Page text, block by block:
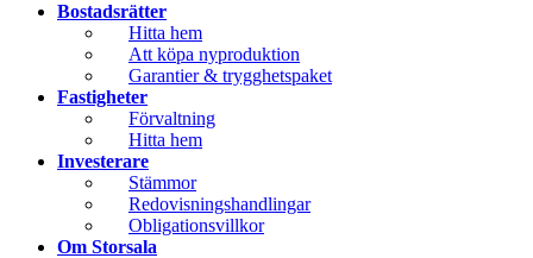
Bostadsrätter
Hitta hem
Att köpa nyproduktion
Garantier & trygghetspaket
Fastigheter
Förvaltning
Hitta hem
Investerare
Stämmor
Redovisningshandlingar
Obligationsvillkor
Om Storsala